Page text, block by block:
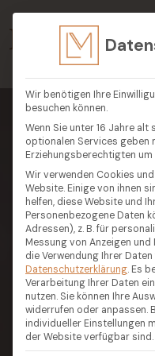
Wir benötigen Ihre
besuchen können.
Wenn Sie unter 16 Jahre alt
optionalen Services geben
Erziehungsberechtigten
Wir verwenden Cookies
Website. Einige von ihnen
helfen, diese Website und
Personenbezogene Daten
Adressen), z. B. für
Messung von Anzeigen und
die Verwendung Ihrer
Datenschutzerklärung. Es
Verarbeitung Ihrer Daten
nutzen. Sie können Ihre
widerrufen oder anpassen.
individueller Einstellungen
der Website verfügbar sind.